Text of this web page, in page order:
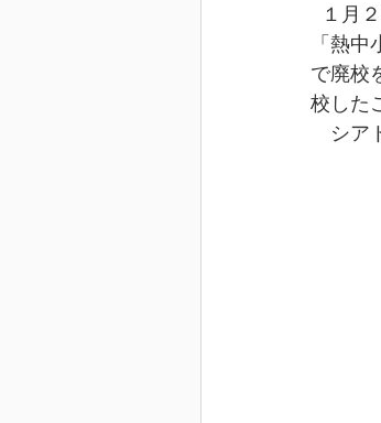
１
「熱
で廃校
校した
シア